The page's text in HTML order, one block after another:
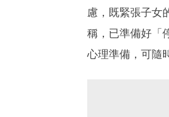
慮，既緊張子女
稱，已準備好「
心理準備，可隨